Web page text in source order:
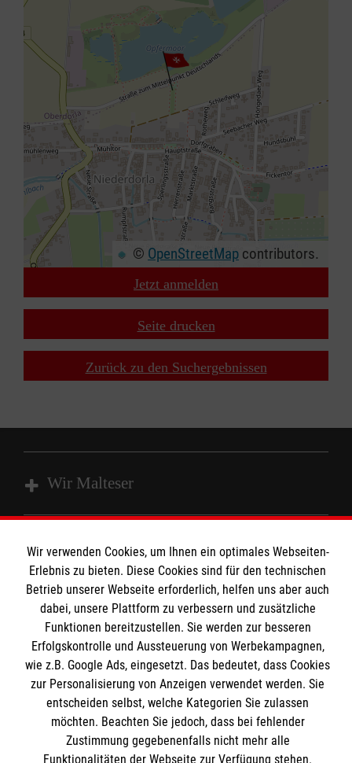
© OpenStreetMap contributors.
Jetzt anmelden
Seite drucken
Zurück zu den Suchergebnissen
Wir Malteser
Das MBZ Westfalen
Spenden
Wir Malteser
Informationen
Downloads
Kontakt
Impressum
Datenschutz
Barrierefreiheit
Malteser online
Malteser Jugend
Spendenkonto
Wir verwenden Cookies, um Ihnen ein optimales Webseiten-
Erlebnis zu bieten. Diese Cookies sind für den technischen
Betrieb unserer Webseite erforderlich, helfen uns aber auch
dabei, unsere Plattform zu verbessern und zusätzliche
Funktionen bereitzustellen. Sie werden zur besseren
Erfolgskontrolle und Aussteuerung von Werbekampagnen,
wie z.B. Google Ads, eingesetzt. Das bedeutet, dass Cookies
zur Personalisierung von Anzeigen verwendet werden. Sie
entscheiden selbst, welche Kategorien Sie zulassen
möchten. Beachten Sie jedoch, dass bei fehlender
Zustimmung gegebenenfalls nicht mehr alle
Funktionalitäten der Webseite zur Verfügung stehen.